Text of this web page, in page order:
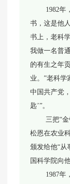
1982年
书，这是他
书上，老科
我做一名普
的有生之年
业。”老科学
中国共产党
匙’”。
三把“
松恩在农业
颁发给他“从
国科学院向
1987年